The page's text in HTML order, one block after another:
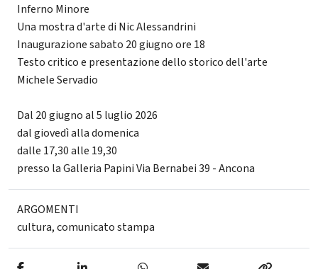
Inferno Minore
Una mostra d'arte di Nic Alessandrini
Inaugurazione sabato 20 giugno ore 18
Testo critico e presentazione dello storico dell'arte
Michele Servadio
Dal 20 giugno al 5 luglio 2026
dal giovedì alla domenica
dalle 17,30 alle 19,30
presso la Galleria Papini Via Bernabei 39 - Ancona
ARGOMENTI
cultura,comunicato stampa